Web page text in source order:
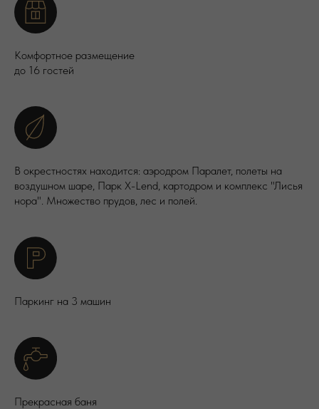
Комфортное размещение
до 16 гостей
В окрестностях находится: аэродром Паралет, полеты на
воздушном шаре, Парк X-Lend, картодром и комплекс "Лисья
нора". Множество прудов, лес и полей.
Паркинг на 3 машин
Прекрасная баня